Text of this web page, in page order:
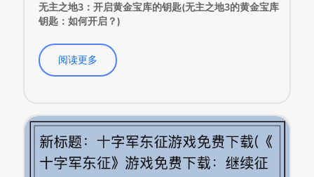
无主之地3：开启黄金宝库的钥匙(无主之地3的黄金宝库
钥匙：如何开启？)
阅读更多